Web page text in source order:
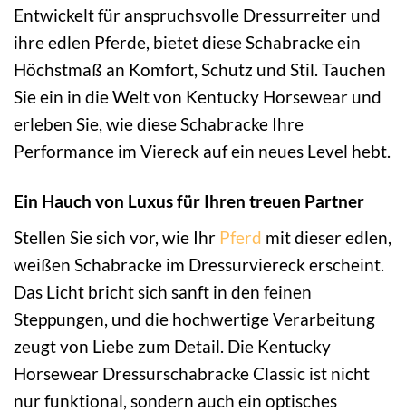
Entwickelt für anspruchsvolle Dressurreiter und
ihre edlen Pferde, bietet diese Schabracke ein
Höchstmaß an Komfort, Schutz und Stil. Tauchen
Sie ein in die Welt von Kentucky Horsewear und
erleben Sie, wie diese Schabracke Ihre
Performance im Viereck auf ein neues Level hebt.
Ein Hauch von Luxus für Ihren treuen Partner
Stellen Sie sich vor, wie Ihr Pferd mit dieser edlen,
weißen Schabracke im Dressurviereck erscheint.
Das Licht bricht sich sanft in den feinen
Steppungen, und die hochwertige Verarbeitung
zeugt von Liebe zum Detail. Die Kentucky
Horsewear Dressurschabracke Classic ist nicht
nur funktional, sondern auch ein optisches